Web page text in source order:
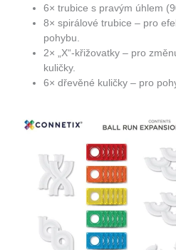
6× trubice s pravým úhlem
8× spirálové trubice – pro
pohybu.
2× „X“-křižovatky – pro
kuličky.
6× dřevěné kuličky – pro